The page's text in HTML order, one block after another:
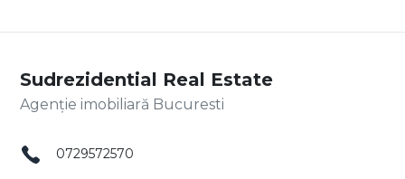
Sudrezidential Real Estate
Agenție imobiliară Bucuresti
0729572570